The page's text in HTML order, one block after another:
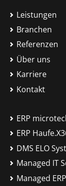
Leistungen
Branchen
Referenzen
Über uns
Karriere
Kontakt
ERP
ERP
DMS ELO
Managed IT
Managed